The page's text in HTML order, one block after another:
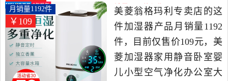
器，由广东 广州发货。
室婴儿小型空气净月销量1192件仅售109元
￥109
月销量1192件
美菱翁格玛利专卖店的这
件加湿器产品月销量1192
件，目前仅售价109元，美
菱加湿器家用静音卧室婴
儿小型空气净化办公室大